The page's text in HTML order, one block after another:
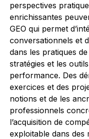
perspectives
enrichissantes
GEO qui permet
conversationnels et
dans les pratiques
stratégies et les
performance. Des
exercices et des
notions et de les
professionnels
l’acquisition de
exploitable dans des